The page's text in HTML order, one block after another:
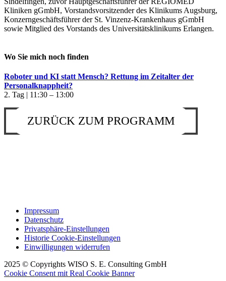
Kliniken gGmbH, Vorstandsvorsitzender des Klinikums Augsburg,
Konzerngeschäftsführer der St. Vinzenz-Krankenhaus gGmbH
sowie Mitglied des Vorstands des Universitätsklinikums Erlangen.
Wo Sie mich noch finden
Roboter und KI statt Mensch? Rettung im Zeitalter der
Personalknappheit?
2. Tag | 11:30 – 13:00
ZURÜCK ZUM PROGRAMM
Impressum
Datenschutz
Privatsphäre-Einstellungen
Historie Cookie-Einstellungen
Einwilligungen widerrufen
2025 © Copyrights WISO S. E. Consulting GmbH
Cookie Consent mit Real Cookie Banner